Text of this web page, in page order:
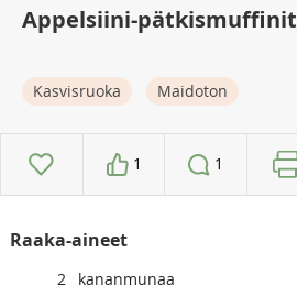
Appelsiini-pätkismuffinit
Kasvisruoka Maidoton
1 1
Raaka-aineet
2
kananmunaa